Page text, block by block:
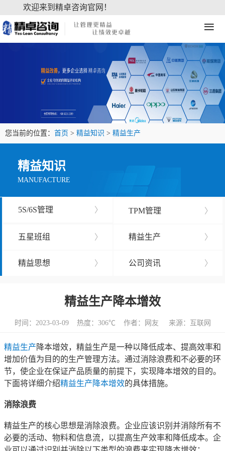
欢迎来到精卓咨询官网！
≡
您当前的位置： 首页 > 精益知识 > 精益生产
精益知识
MANUFACTURE
5S/6S管理 〉 TPM管理 〉
五星班组 〉 精益生产 〉
精益思想 〉 公司资讯 〉
精益生产降本增效
时间：2023-03-09 热度： 306℃ 作者：网友 来源：互联网
精益生产 降本增效，精益生产是一种以降低成本、提高效率和
增加价值为目的的生产管理方法。通过消除浪费和不必要的环
节，使企业在保证产品质量的前提下，实现降本增效的目的。
下面将详细介绍精益生产降本增效的具体措施。
消除浪费
精益生产的核心思想是消除浪费。企业应该识别并消除所有不
必要的活动、物料和信息流，以提高生产效率和降低成本。企